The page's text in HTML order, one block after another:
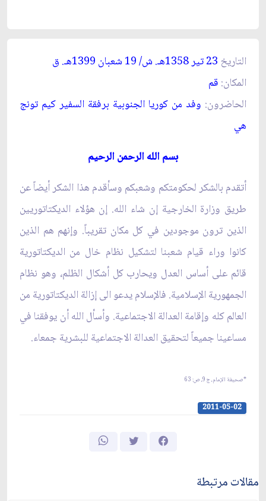
التاريخ 23 تير 1358هـ. ش/ 19 شعبان 1399هـ. ق‏
المكان: قم‏
الحاضرون: وفد من كوريا الجنوبية برفقة السفير كيم تونج
هي‏
بسم الله الرحمن الرحيم‏
أتقدم بالشكر لحكومتكم وشعبكم وسأقدم هذا الشكر أيضاً عن
طريق وزارة الخارجية إن شاء الله. إن هؤلاء الديكتاتوريين
الذين ترون موجودين في كل مكان تقريباً. وإنهم هم الذين
كانوا وراء قيام شعبنا لتشكيل نظام خال من الديكتاتورية
قائم على أساس العدل ويحارب كل أشكال الظلم، وهو نظام
الجمهورية الإسلامية. فالإسلام يدعو الى إزالة الديكتاتورية من
العالم كله وإقامة العدالة الاجتماعية. وأسأل الله أن يوفقنا في
مساعينا جميعاً لتحقيق العدالة الاجتماعية للبشرية جمعاء.
*صحيفة الإمام، ج‏9، ص: 63
2011-05-02
مقالات مرتبطة